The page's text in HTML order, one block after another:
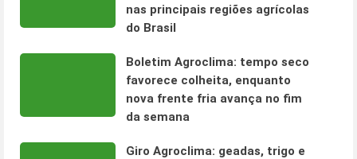
nas principais regiões agrícolas
do Brasil
Boletim Agroclima: tempo seco
favorece colheita, enquanto
nova frente fria avança no fim
da semana
Giro Agroclima: geadas, trigo e